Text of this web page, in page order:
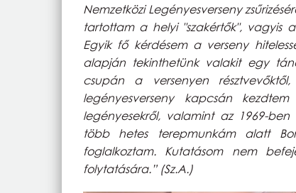
Nemzetközi Legényesverseny
tartottam a helyi "szakértők", vagyis
Egyik fő kérdésem a verseny
alapján tekinthetünk valakit egy
csupán a versenyen
legényesverseny kapcsán
legényesekről, valamint az 1969-
több hetes terepmunkám alatt
foglalkoztam. Kutatásom nem
folytatására.” (Sz.A.)